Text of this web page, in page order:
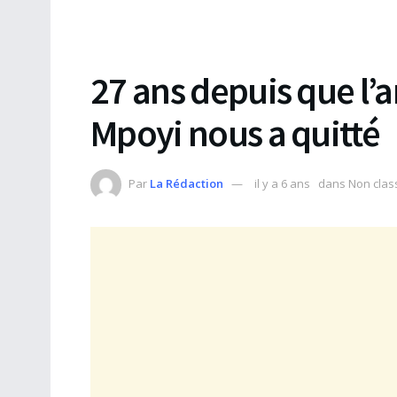
27 ans depuis que
Mpoyi nous a quitté
Par La Rédaction il y a 6 ans dans Non